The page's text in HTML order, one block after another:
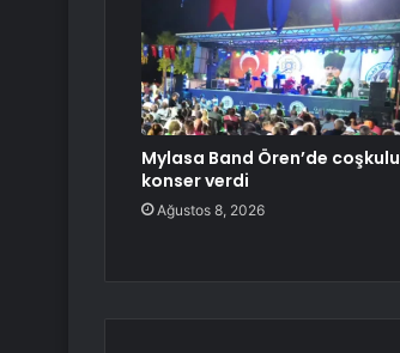
Mylasa Band Ören’de coşkulu
konser verdi
Ağustos 8, 2026